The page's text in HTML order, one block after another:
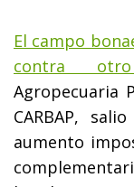
El campo
contra otro
Agropecuaria
CARBAP,
aumento